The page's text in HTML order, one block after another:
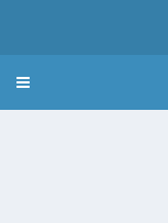
Bulmaca